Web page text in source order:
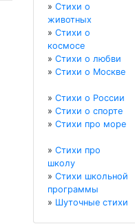
» Стихи о
животных
» Стихи о
космосе
» Стихи о любви
» Стихи о Москве
» Стихи о России
» Стихи о спорте
» Стихи про море
» Стихи про
школу
» Стихи школьной
программы
» Шуточные стихи